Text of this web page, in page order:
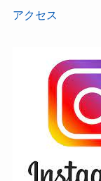
アクセス